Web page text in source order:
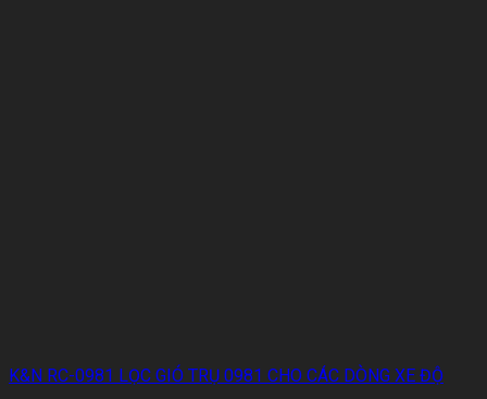
K&N RC-0981 LỌC GIÓ TRỤ 0981 CHO CÁC DÒNG XE ĐỘ